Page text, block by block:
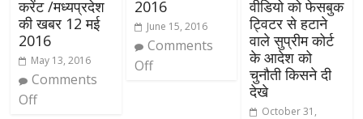
करेंट /मध्यप्रदेश
की खबर 12 मई
2016
May 13, 2016
Comments
Off
2016
June 15, 2016
Comments
Off
वीडियो को फेसबुक
ट्विटर से हटाने
वाले सुप्रीम कोर्ट
के आदेश को
चुनौती किसने दी
देखे
October 31,